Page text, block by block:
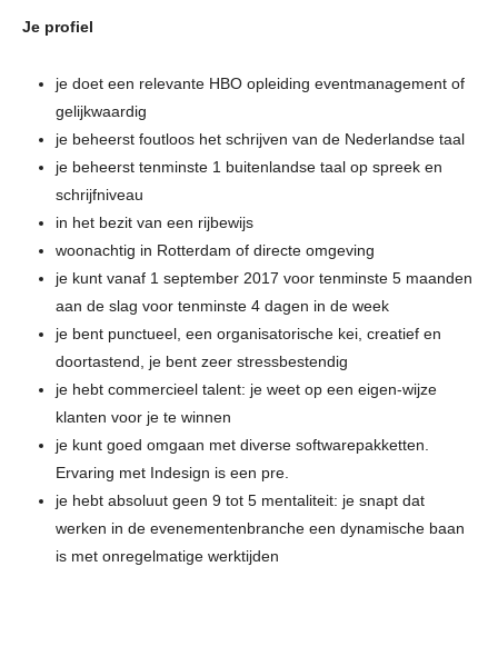
Je profiel
je doet een relevante HBO opleiding eventmanagement of
gelijkwaardig
je beheerst foutloos het schrijven van de Nederlandse taal
je beheerst tenminste 1 buitenlandse taal op spreek en
schrijfniveau
in het bezit van een rijbewijs
woonachtig in Rotterdam of directe omgeving
je kunt vanaf 1 september 2017 voor tenminste 5 maanden
aan de slag voor tenminste 4 dagen in de week
je bent punctueel, een organisatorische kei, creatief en
doortastend, je bent zeer stressbestendig
je hebt commercieel talent: je weet op een eigen-wijze
klanten voor je te winnen
je kunt goed omgaan met diverse softwarepakketten.
Ervaring met Indesign is een pre.
je hebt absoluut geen 9 tot 5 mentaliteit: je snapt dat
werken in de evenementenbranche een dynamische baan
is met onregelmatige werktijden